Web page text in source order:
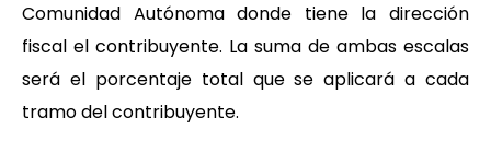
Comunidad Autónoma donde tiene la dirección
fiscal el contribuyente. La suma de ambas escalas
será el porcentaje total que se aplicará a cada
tramo del contribuyente.